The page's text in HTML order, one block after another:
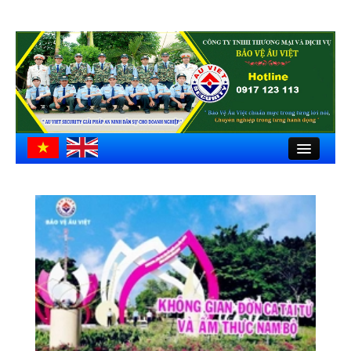
Trang chủ
Giới thiệu
Hồ sơ công ty